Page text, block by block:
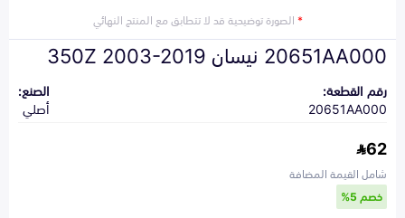
*الصورة توضيحية قد لا تتطابق مع المنتج النهائي
20651AA000 نيسان 350Z 2003-2019
رقم القطعة:
20651AA000
الصنع:
أصلي
62
شامل القيمة المضافة
خصم 5%